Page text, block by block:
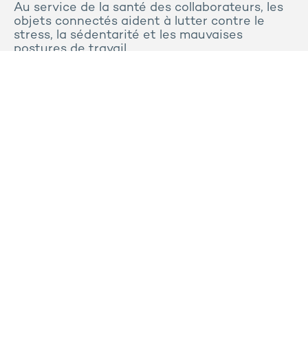
Au service de la santé des collaborateurs, les
objets connectés aident à lutter contre le
stress, la sédentarité et les mauvaises
postures de travail.